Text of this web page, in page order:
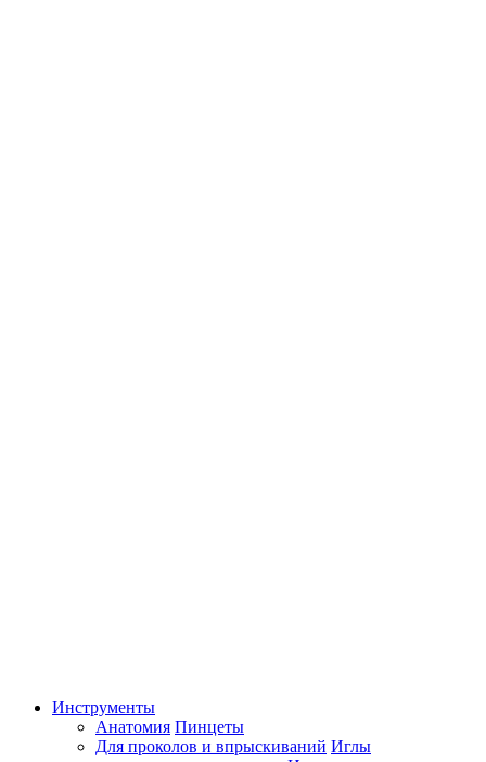
Инструменты
Анатомия Пинцеты
Для проколов и впрыскиваний Иглы